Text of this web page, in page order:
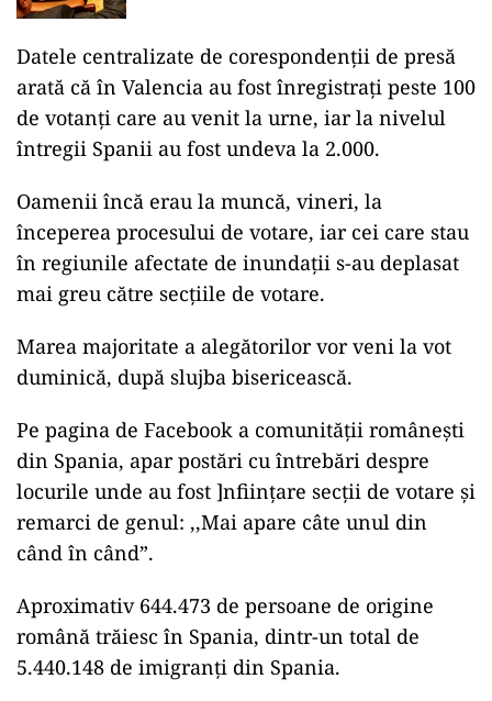
Datele centralizate de corespondenții de presă
arată că în Valencia au fost înregistrați peste 100
de votanţi care au venit la urne, iar la nivelul
întregii Spanii au fost undeva la 2.000.
Oamenii încă erau la muncă, vineri, la
începerea procesului de votare, iar cei care stau
în regiunile afectate de inundaţii s-au deplasat
mai greu către secţiile de votare.
Marea majoritate a alegătorilor vor veni la vot
duminică, după slujba bisericească.
Pe pagina de Facebook a comunității românești
din Spania, apar postări cu întrebări despre
locurile unde au fost ]nființare secții de votare și
remarci de genul: ,,Mai apare câte unul din
când în când”.
Aproximativ 644.473 de persoane de origine
română trăiesc în Spania, dintr-un total de
5.440.148 de imigranți din Spania.